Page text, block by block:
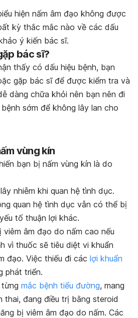
hiện nấm âm đạo không được
kỳ thắc mắc nào về các dấu
ý kiến bác sĩ.
bác sĩ?
thấy có dấu hiệu bệnh, bạn
gặp bác sĩ để được kiểm tra và
dàng chữa khỏi nên bạn nên đi
sớm để không lây lan cho
vùng kín
bạn bị nấm vùng kín là do
nhiễm khi quan hệ tình dục.
quan hệ tình dục vẫn có thể bị
tố thuận lợi khác.
âm đạo do nấm cao nếu
vì thuốc sẽ tiêu diệt vi khuẩn
đạo. Việc thiếu đi các lợi khuẩn
phát triển.
mắc bệnh tiểu đường, mang
thai, đang điều trị bằng steroid
bị viêm âm đạo do nấm. Các